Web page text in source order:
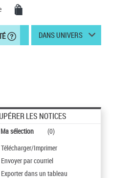
DANS UNIVERS
LES NOTICES
Ma sélection (0)
Télécharger/Imprimer
Envoyer par courriel
Exporter dans un tableau